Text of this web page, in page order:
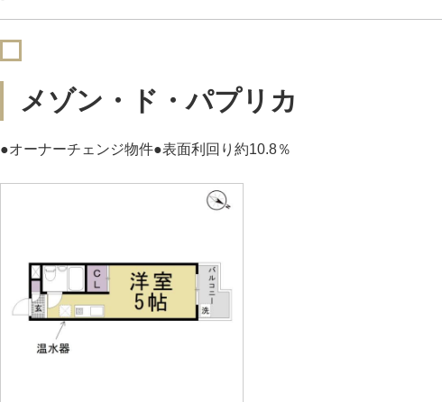
メゾン・ド・パプリカ
●オーナーチェンジ物件●表面利回り約10.8％